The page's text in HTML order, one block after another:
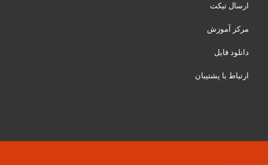
ارسال تیکت
مرکز آموزش
دانلود فایل
ارتباط با پشتیبان